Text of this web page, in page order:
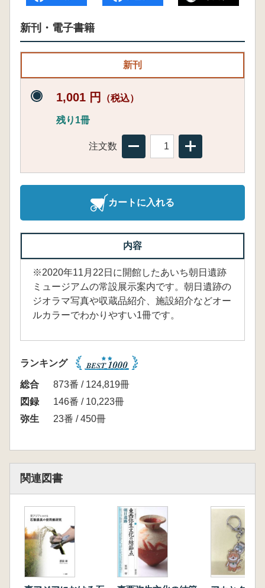
新刊・電子書籍
新刊
1,001 円 （税込）
残り1冊
注文数
カートに入れる
内容
※2020年11月22日に開館したあいち朝日遺跡
ミュージアムの常設展示案内です。朝日遺跡の
ジオラマ写真や収蔵品紹介、施設紹介などオー
ルカラーでわかりやすい1冊です。
ランキング
総合
873番 / 124,819冊
図録
146番 / 10,223冊
弥生
23番 / 450冊
関連図書